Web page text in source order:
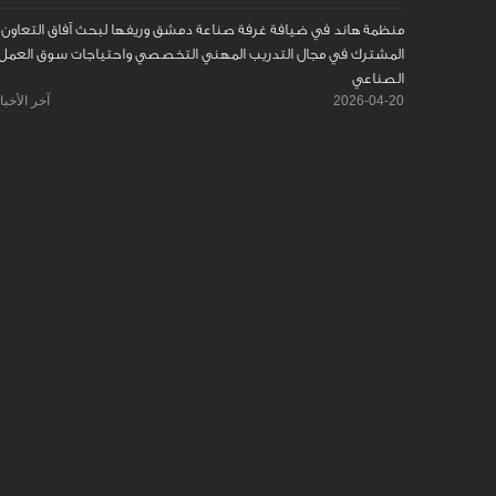
منظمة هاند في ضيافة غرفة صناعة دمشق وريفها لبحث آفاق التعاون
المشترك في مجال التدريب المهني التخصصي واحتياجات سوق
الصناعي
2026-04-20 آخر